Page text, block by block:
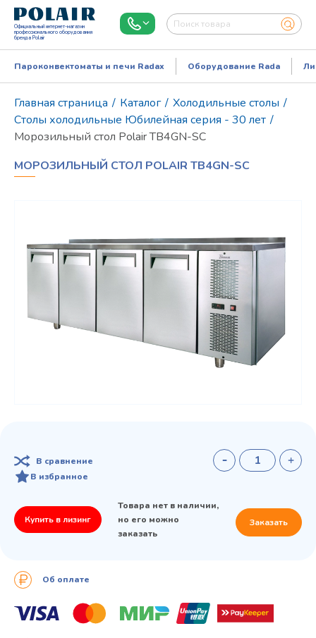
Официальный интернет-магазин
профессионального оборудования
бренда Polair
Режим работы:Пн..Пт: 9.00-18.00
Пароконвектоматы и печи Radax Оборудование Rada
Главная страница / Каталог / Холодильные столы /
Столы холодильные Юбилейная серия - 30 лет /
Морозильный стол Polair TB4GN-SC
МОРОЗИЛЬНЫЙ СТОЛ POLAIR TB4GN-SC
В сравнение
В избранное
Купить в лизинг
Товара нет в наличии,
но его можно
заказать
Заказать
Об оплате